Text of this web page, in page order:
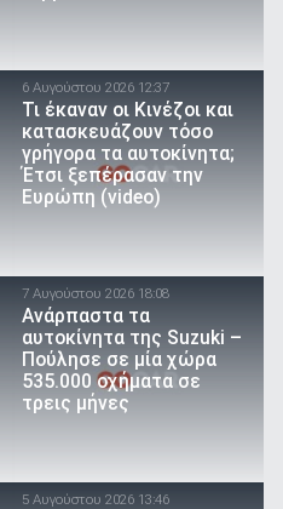
6 Αυγούστου 2026 12:37
Τι έκαναν οι Κινέζοι και
κατασκευάζουν τόσο
γρήγορα τα αυτοκίνητα;
Έτσι ξεπέρασαν την
Ευρώπη (video)
7 Αυγούστου 2026 18:08
Ανάρπαστα τα
αυτοκίνητα της Suzuki –
Πούλησε σε μία χώρα
535.000 οχήματα σε
τρεις μήνες
5 Αυγούστου 2026 13:46